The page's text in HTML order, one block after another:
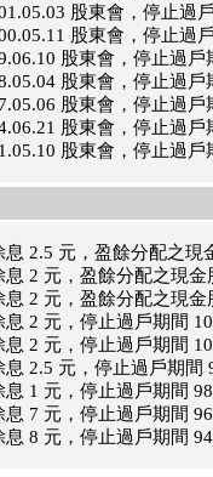
股東會，停止過
股東會，停止過
股東會，停止過戶
股東會，停止過戶
股東會，停止過戶
股東會，停止過戶
股東會，停止過戶
息 2.5 元，盈餘分配之現
息 2 元，盈餘分配之現金
息 2 元，盈餘分配之現
息 2 元，停止過戶期間
息 2 元，停止過戶期間
息 2.5 元，停止過戶期間
息 1 元，停止過戶期間
息 7 元，停止過戶期間
息 8 元，停止過戶期間